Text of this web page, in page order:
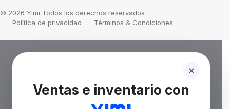
© 2026 Yimi Todos los derechos reservados
Política de privacidad
Términos & Condiciones
Ventas e inventario con